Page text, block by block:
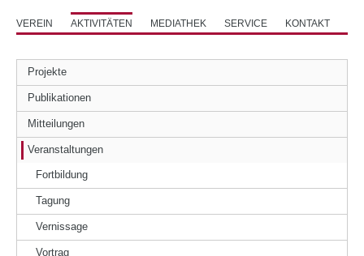
VEREIN AKTIVITÄTEN MEDIATHEK SERVICE KONTAKT
Projekte
Publikationen
Mitteilungen
Veranstaltungen
Fortbildung
Tagung
Vernissage
Vortrag